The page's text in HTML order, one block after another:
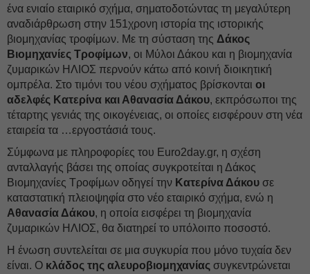
ένα ενιαίο εταιρικό σχήμα, σηματοδοτώντας τη μεγαλύτερη
αναδιάρθρωση στην 151χρονη ιστορία της ιστορικής
βιομηχανίας τροφίμων. Με τη σύσταση της Δάκος
Βιομηχανίες Τροφίμων, οι Μύλοι Δάκου και η βιομηχανία
ζυμαρικών ΗΛΙΟΣ περνούν κάτω από κοινή διοικητική
ομπρέλα. Στο τιμόνι του νέου σχήματος βρίσκονται οι
αδελφές Κατερίνα και Αθανασία Δάκου, εκπρόσωποι της
τέταρτης γενιάς της οικογένειας, οι οποίες εισφέρουν στη νέα
εταιρεία τα …εργοστάσιά τους.
Σύμφωνα με πληροφορίες του Euro2day.gr, η σχέση
ανταλλαγής βάσει της οποίας συγκροτείται η Δάκος
Βιομηχανίες Τροφίμων οδηγεί την Κατερίνα Δάκου σε
καταστατική πλειοψηφία στο νέο εταιρικό σχήμα, ενώ η
Αθανασία Δάκου, η οποία εισφέρει τη βιομηχανία
ζυμαρικών ΗΛΙΟΣ, θα διατηρεί το υπόλοιπο ποσοστό.
Η ένωση συντελείται σε μια συγκυρία που μόνο τυχαία δεν
είναι. Ο κλάδος της αλευροβιομηχανίας συγκεντρώνεται